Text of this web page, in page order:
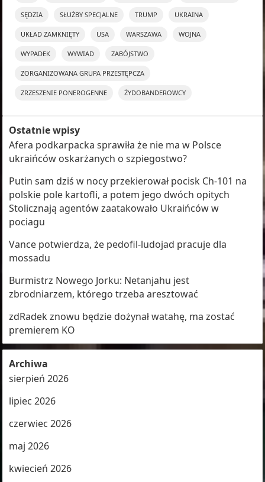
SĘDZIA SŁUŻBY SPECJALNE TRUMP UKRAINA
UKŁAD ZAMKNIĘTY USA WARSZAWA WOJNA
WYPADEK WYWIAD ZABÓJSTWO
ZORGANIZOWANA GRUPA PRZESTĘPCZA
ZRZESZENIE PONEROGENNE ŻYDOBANDEROWCY
Ostatnie wpisy
Afera podkarpacka sprawiła że nie ma w Polsce
ukraińców oskarżanych o szpiegostwo?
Putin sam dziś w nocy przekierował pocisk Ch-101 na
polskie pole kartofli, a potem jego dwóch opitych
Stolicznają agentów zaatakowało Ukraińców w
pociagu
Vance potwierdza, że pedofil-ludojad pracuje dla
mossadu
Burmistrz Nowego Jorku: Netanjahu jest
zbrodniarzem, którego trzeba aresztować
zdRadek znowu będzie dożynał watahę, ma zostać
premierem KO
Archiwa
sierpień 2026
lipiec 2026
czerwiec 2026
maj 2026
kwiecień 2026